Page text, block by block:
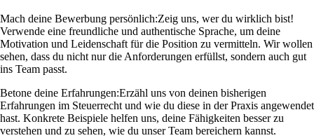
Mach deine Bewerbung persönlich:Zeig uns, wer du wirklich bist!
Verwende eine freundliche und authentische Sprache, um deine
Motivation und Leidenschaft für die Position zu vermitteln. Wir wollen
sehen, dass du nicht nur die Anforderungen erfüllst, sondern auch gut
ins Team passt.
Betone deine Erfahrungen:Erzähl uns von deinen bisherigen
Erfahrungen im Steuerrecht und wie du diese in der Praxis angewendet
hast. Konkrete Beispiele helfen uns, deine Fähigkeiten besser zu
verstehen und zu sehen, wie du unser Team bereichern kannst.